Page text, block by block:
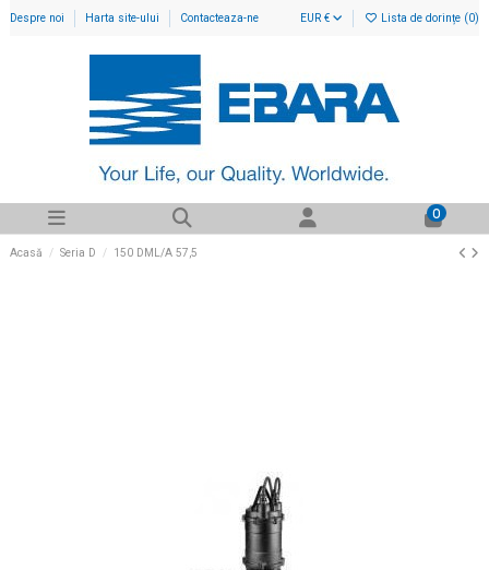
Despre noi Harta site-ului Contacteaza-ne EUR € Lista de dorințe (0)
0
Acasă Seria D 150 DML/A 57,5